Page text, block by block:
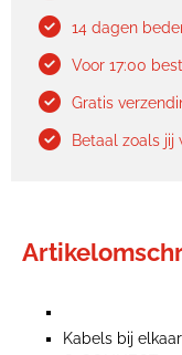
14 dagen
Voor 17:00
Gratis
Betaal zoals jij
Kabels bij